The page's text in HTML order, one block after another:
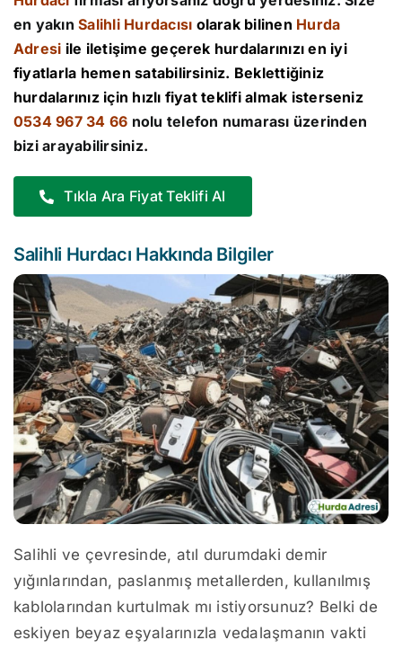
en yakınSalihli Hurdacısı olarak bilinen Hurda
Adresi ile iletişime geçerek hurdalarınızı en iyi
fiyatlarla hemen satabilirsiniz. Beklettiğiniz
hurdalarınız için hızlı fiyat teklifi almak isterseniz
0534 967 34 66 nolu telefon numarası üzerinden
bizi arayabilirsiniz.
Tıkla Ara Fiyat Teklifi Al
Salihli Hurdacı Hakkında Bilgiler
Salihli ve çevresinde, atıl durumdaki demir
yığınlarından, paslanmış metallerden, kullanılmış
kablolarından kurtulmak mı istiyorsunuz? Belki de
eskiyen beyaz eşyalarınızla vedalaşmanın vakti